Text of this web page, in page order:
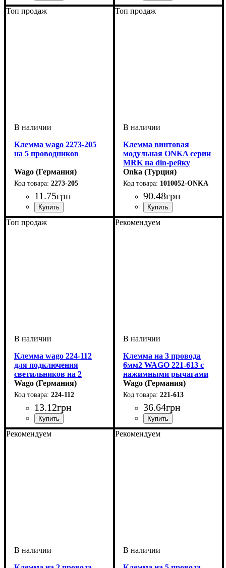
Устройство: клемма
Количество полюсов: 2
Сечение провода: 0,5-2,5
Наличие пасты: Нет
Тип: самозажимной
Серия: 2273 Устройство: клемма
Количество полюсов: 4
Сечение провода: 0,5-2,5
Наличие пасты: Нет
Тип: самозажимной
Серия: 2273
Топ продаж
Клемма wago 2273-205
на 5 проводников
Wago (Германия)
2273-205
11.75грн
Устройство: клемма
Количество полюсов: 5
Сечение провода: 0,5-2,5
Наличие пасты: Нет
Тип: самозажимной
Серия: 2273
Топ продаж
Клемма винтовая
модульная ONKA серии
MRK на din-рейку
сечение 16мм2, 76 A, 755
В
Onka (Турция)
1010052-ONKA
90.48грн
Устройство: винтовая
Сечение: 16
Номинальный ток, А: 76
Количество полюсов: 1
Напряжение, В: 750
Серия: MRK
Топ продаж
Клемма wago 224-112
для подключения
светильников на 2
входных проводника
1,0-2,5 мм2
Wago (Германия)
224-112
13.12грн
Устройство: клемма
Количество полюсов: 2
Сечение провода: 1,0-2,5
Наличие пасты: Нет
Тип: рычажный
Серия: 224
Рекомендуем
Клемма на 3 провода
6мм2 WAGO 221-613 с
нажимными рычагами
Wago (Германия)
221-613
36.64грн
Устройство: клемма
Количество полюсов: 3
Сечение провода: 0,5-6
Наличие пасты: Нет
Тип: рычажный
Серия: 221
Рекомендуем Рекомендуем